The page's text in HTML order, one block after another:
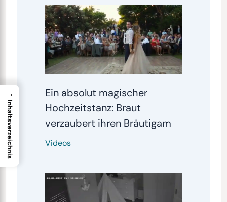
Ein absolut magischer
Hochzeitstanz: Braut
verzaubert ihren Bräutigam
Videos
→
Inhaltsverzeichnis